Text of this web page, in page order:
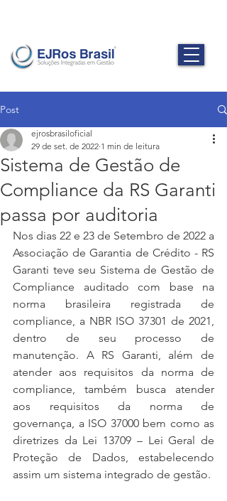
Post
Sistema de Gestão de
Compliance da RS Garanti
passa por auditoria
ejrosbrasiloficial
29 de set. de 2022 1 min de leitura
Nos dias 22 e 23 de Setembro de 2022 a
Associação de Garantia de Crédito - RS
Garanti teve seu Sistema de Gestão de
Compliance auditado com base na
norma brasileira registrada de
compliance, a NBR ISO 37301 de 2021,
dentro de seu processo de
manutenção. A RS Garanti, além de
atender aos requisitos da norma de
compliance, também busca atender
aos requisitos da norma de
governança, a ISO 37000 bem como as
diretrizes da Lei 13709 – Lei Geral de
Proteção de Dados, estabelecendo
assim um sistema integrado de gestão.